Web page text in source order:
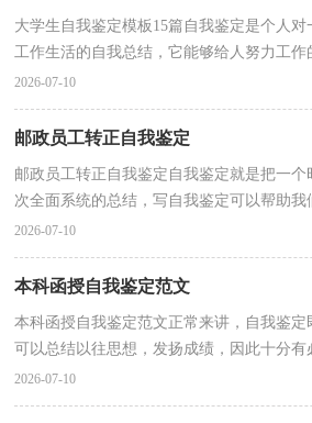
大学生自我鉴定模板15篇自我鉴定是个人
工作生活的自我总结，它能够给人努力工
写写自我鉴定吧。自我鉴定怎么写才不会流
2026-07-10
邮政员工转正自我鉴定
邮政员工转正自我鉴定自我鉴定就是把一
次全面系统的总结，写自我鉴定可以帮助
我们要做好总结，写好自我鉴定。自我鉴定
2026-07-10
本科函授自我鉴定范文
本科函授自我鉴定范文正常来讲，自我鉴
可以总结以往思想，发扬成绩，因此十分
哦。那么自我鉴定应该包括什么内容呢？下
2026-07-10